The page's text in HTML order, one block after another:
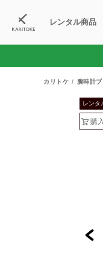
レンタル商品
カリトケ 腕時計
レンタ
購